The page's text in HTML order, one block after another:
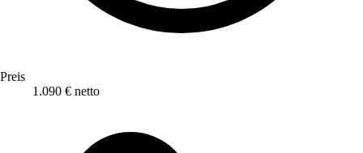
Preis
1.090 € netto